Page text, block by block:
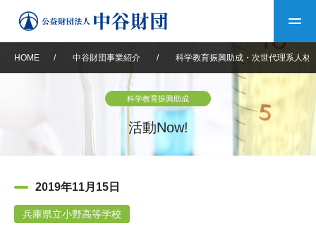
中谷財団について
設立趣意書
中谷財団事業紹介中谷財団動画紹介
HOME / 中谷財団事業紹介 / 科学教育振興助成・次世代理系人材
科学教育振興助成
活動Now!
2019年11月15日
兵庫県立小野高等学校